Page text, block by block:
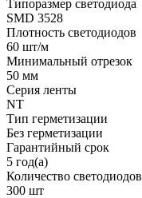
Типоразмер светодиода
SMD 3528
Плотность светодиодов
60 шт/м
Минимальный отрезок
50 мм
Серия ленты
NT
Тип герметизации
Без герметизации
Гарантийный срок
5 год(а)
Количество светодиодов
300 шт